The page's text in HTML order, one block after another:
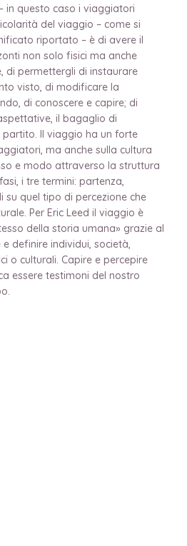
in questo caso i viaggiatori
del viaggio – come si
riportato – è di avere il
non solo fisici ma anche
di permettergli di instaurare
visto, di modificare la
di conoscere e capire; di
il bagaglio di
partito. Il viaggio ha un forte
ma anche sulla cultura
e modo attraverso la struttura
i tre termini: partenza,
su quel tipo di percezione che
Per Eric Leed il viaggio è
della storia umana» grazie al
definire individui, società,
o culturali. Capire e percepire
essere testimoni del nostro